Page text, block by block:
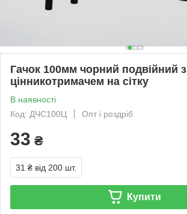
Гачок 100мм чорний подвійний з
цінникотримачем на сітку
В наявності
Код: ДЧС100Ц
Опт і роздріб
33 ₴
31 ₴ від 200 шт.
Купити